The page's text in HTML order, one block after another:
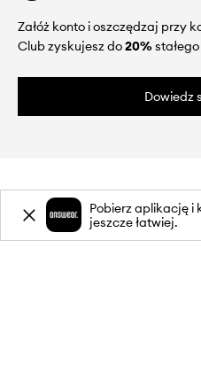
Załóż konto i oszczędzaj przy
Club zyskujesz do20%
Dowiedz
O NAS
Pobierz aplikację i
jeszcze łatwiej.